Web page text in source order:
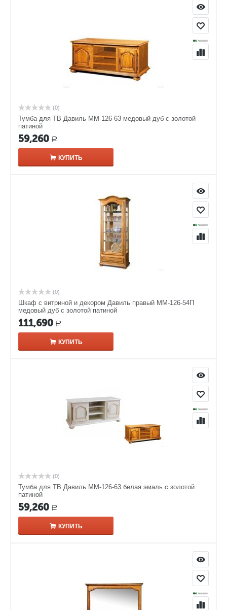
(0)
Тумба для ТВ Давиль ММ-126-63 медовый дуб с золотой
патиной
59,260 Р
КУПИТЬ
(0)
Шкаф с витриной и декором Давиль правый ММ-126-54П
медовый дуб с золотой патиной
111,690 Р
КУПИТЬ
(0)
Тумба для ТВ Давиль ММ-126-63 белая эмаль с золотой
патиной
59,260 Р
КУПИТЬ